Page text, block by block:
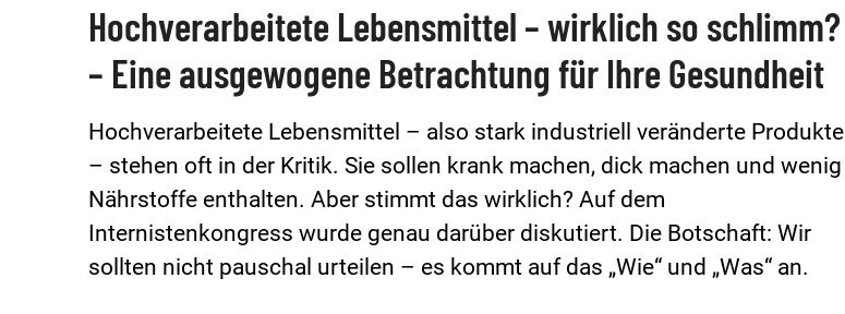
Hochverarbeitete Lebensmittel – wirklich so schlimm?
– Eine ausgewogene Betrachtung für Ihre Gesundheit
Hochverarbeitete Lebensmittel – also stark industriell veränderte Produkte
– stehen oft in der Kritik. Sie sollen krank machen, dick machen und wenig
Nährstoffe enthalten. Aber stimmt das wirklich? Auf dem
Internistenkongress wurde genau darüber diskutiert. Die Botschaft: Wir
sollten nicht pauschal urteilen – es kommt auf das „Wie“ und „Was“ an.